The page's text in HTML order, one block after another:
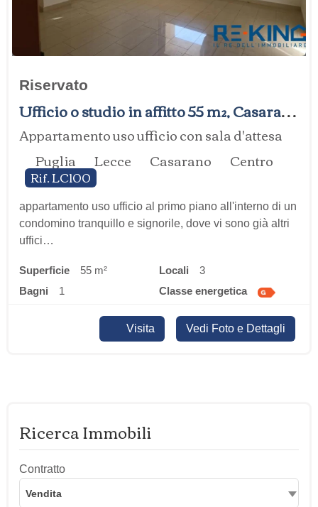
Riservato
Ufficio o studio in affitto 55 m², Casarano, località Centro
Appartamento uso ufficio con sala d'attesa
Puglia
Lecce Casarano Centro
Rif. LC100
appartamento uso ufficio al primo piano all'interno di un
condomino tranquillo e signorile, dove vi sono già altri
uffici…
Superficie 55 m² locali
3
bagni
1 classe energetica
Visita Vedi Foto e Dettagli
Ricerca Immobili
Contratto
Vendita